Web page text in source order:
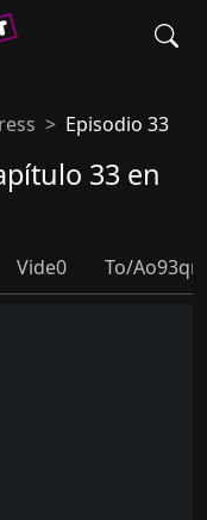
Episodio 33
33 en
Vide0 To/